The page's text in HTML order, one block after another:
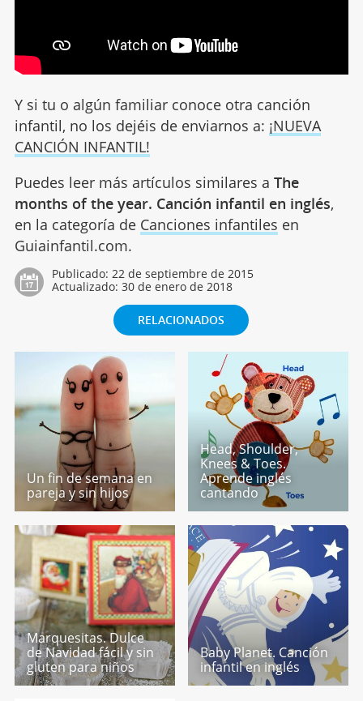
Y si tu o algún familiar conoce otra canción
infantil, no los dejéis de enviarnos a: ¡NUEVA
CANCIÓN INFANTIL!
Puedes leer más artículos similares a The
months of the year. Canción infantil en inglés,
en la categoría de Canciones infantiles en
Guiainfantil.com.
Publicado: 22 de septiembre de 2015
Actualizado: 30 de enero de 2018
RELACIONADOS
Un fin de semana en
pareja y sin hijos
Head, Shoulder,
Knees & Toes.
Aprende inglés
cantando
Marquesitas. Dulce
de Navidad fácil y sin
gluten para niños
Baby Planet. Canción
infantil en inglés